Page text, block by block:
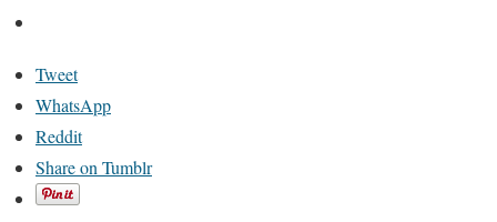
Tweet
WhatsApp
Reddit
Share on Tumblr